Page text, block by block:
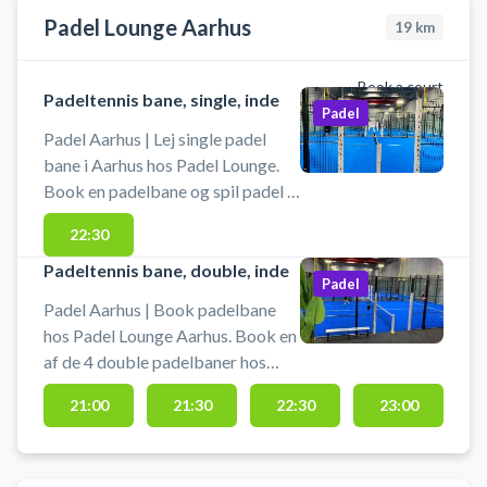
kan tilkøbes i Padel Space
Padel Lounge Aarhus 19 km
Book a court
Padeltennis bane, single, inde
Padel Aarhus | Lej single padel
bane i Aarhus hos Padel Lounge.
Book en padelbane og spil padel i
Aarhus i Padel Lounge padelcenter
beliggende på Graham Bells Vej
23B, 8200 Aarhus N ved Skejby.
padelcentret og bolde kan købes
og bat lejes i hele åbningstiden.
Skal din padel bane være en
doublebane byder Padel Lounge i
Aarhus også på 4 indendørs
double padel baner. #Padel-
Padel
22:30
Padeltennis bane, double, inde
Padel Aarhus | Book padelbane
hos Padel Lounge Aarhus. Book en
af de 4 double padelbaner hos
Padel Lounge og spil padel i
Aarhus i et padelcenter
Padel
21:00 21:30 22:30 23:00